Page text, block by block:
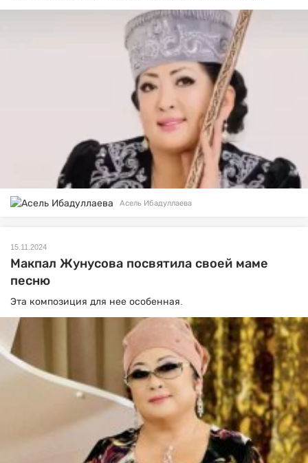
Асель Ибадуллаева
15.11.2024
Макпал Жунусова посвятила своей маме
песню
Эта композиция для нее особенная.